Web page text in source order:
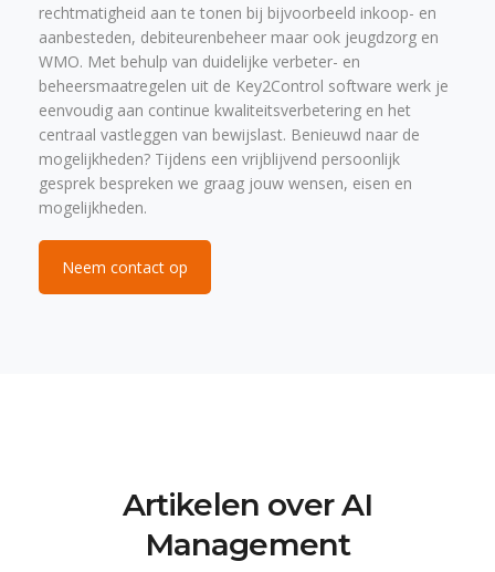
rechtmatigheid aan te tonen bij bijvoorbeeld inkoop- en
aanbesteden, debiteurenbeheer maar ook jeugdzorg en
WMO. Met behulp van duidelijke verbeter- en
beheersmaatregelen uit de Key2Control software werk je
eenvoudig aan continue kwaliteitsverbetering en het
centraal vastleggen van bewijslast. Benieuwd naar de
mogelijkheden? Tijdens een vrijblijvend persoonlijk
gesprek bespreken we graag jouw wensen, eisen en
mogelijkheden.
Neem contact op
Artikelen over AI
Management